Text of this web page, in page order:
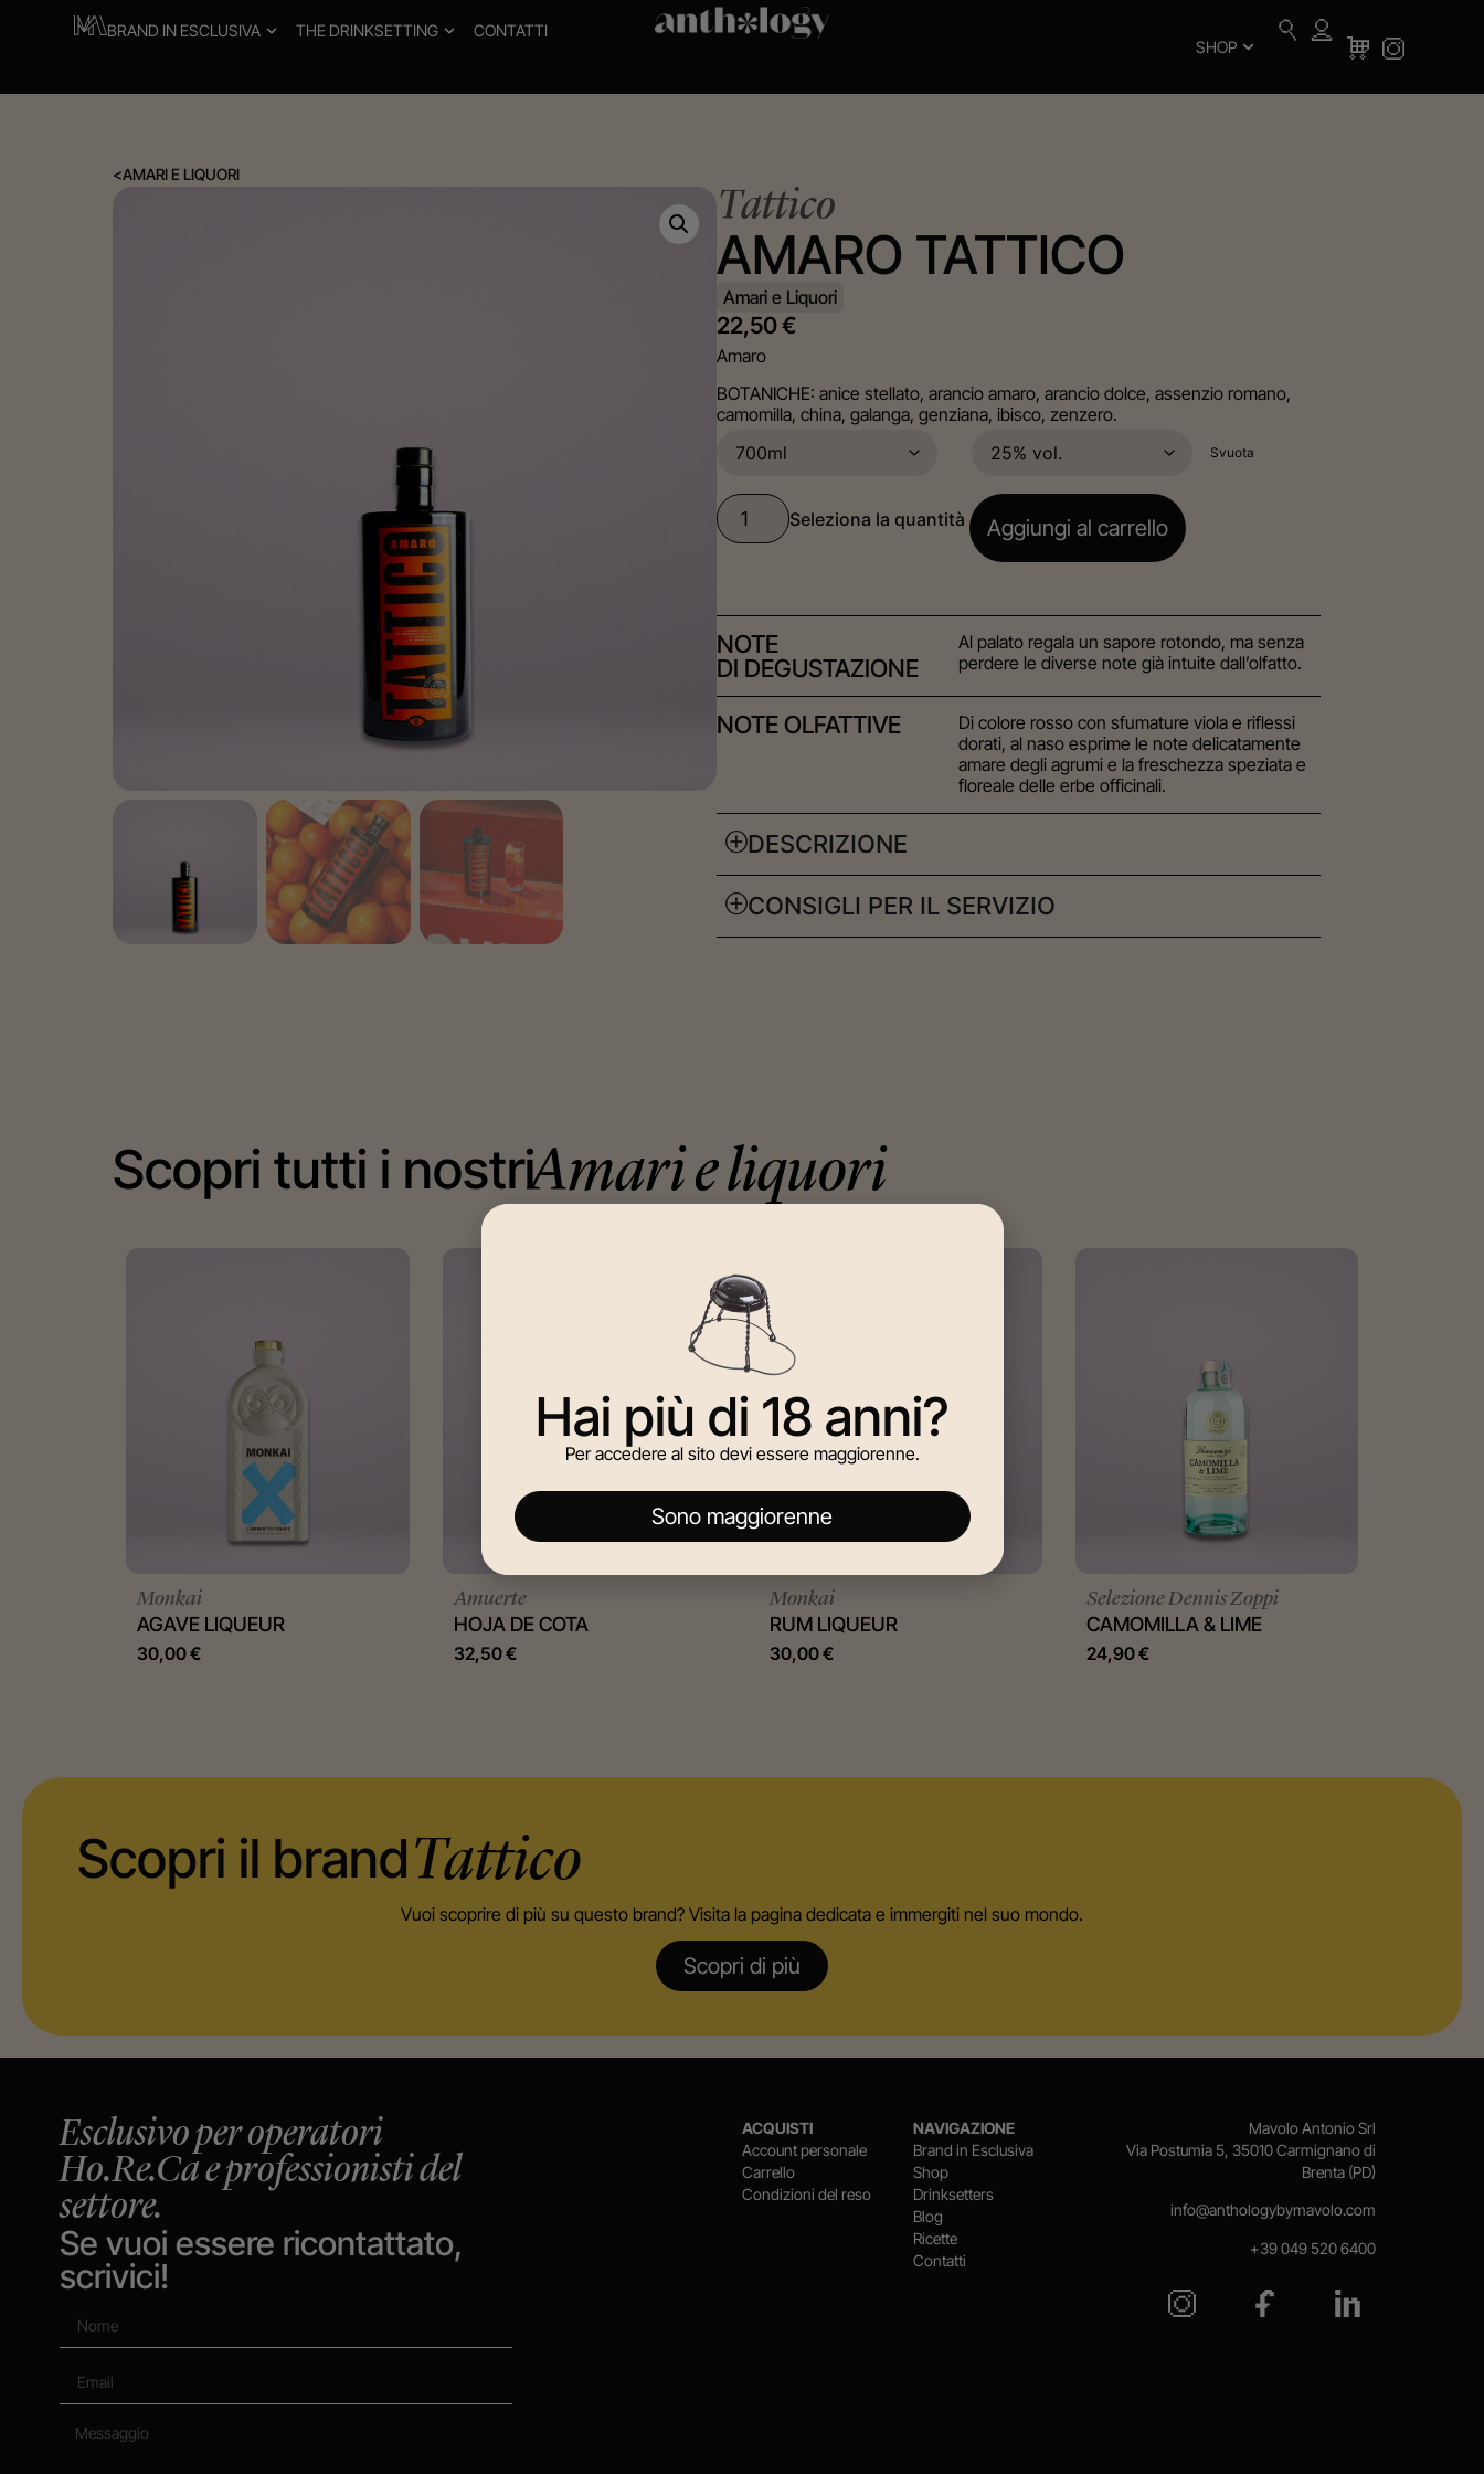
BRAND IN ESCLUSIVA THE DRINKSETTING
CONTATTI
SHOP
<AMARI E LIQUORI
Tattico
AMARO TATTICO
Amari e Liquori
22,50€
Amaro
BOTANICHE: anice stellato, arancio amaro, arancio dolce, assenzio romano,
camomilla, china, galanga, genziana, ibisco, zenzero.
Svuota
Aggiungi al carrello
NOTE
DI DEGUSTAZIONE
Al palato regala un sapore rotondo, ma senza
perdere le diverse note già intuite dall’olfatto.
NOTE OLFATTIVE
Di colore rosso con sfumature viola e riflessi
dorati, al naso esprime le note delicatamente
amare degli agrumi e la freschezza speziata e
floreale delle erbe officinali.
DESCRIZIONE
CONSIGLI PER IL SERVIZIO
Scopri tutti i nostriAmari e liquori
Monkai
AGAVE LIQUEUR
30,00€
Amuerte
HOJA DE COTA
32,50€
Monkai
RUM LIQUEUR
30,00€
Selezione Dennis Zoppi
CAMOMILLA & LIME
24,90€
Vuoi scoprire di più su questo brand? Visita la pagina dedicata e immergiti nel suo mondo.
Scopri di più
Scopri il brandTattico
Esclusivo per operatori
Ho.Re.Ca e professionisti del
settore.
Se vuoi essere ricontattato,
scrivici!
ACQUISTI
Account personale
Carrello
Condizioni del reso
NAVIGAZIONE
Brand in Esclusiva
Shop
Drinksetters
Blog
Ricette
Contatti
Mavolo Antonio Srl
Via Postumia 5, 35010 Carmignano di
Brenta (PD)
info@anthologybymavolo.com
+39 049 520 6400
Hai più di 18 anni?
Per accedere al sito devi essere maggiorenne.
Sono maggiorenne